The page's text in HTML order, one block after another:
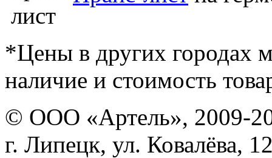
*Цены в других городах
наличие и стоимость
© ООО «Артель», 2009-
г. Липецк, ул. Ковалёва,